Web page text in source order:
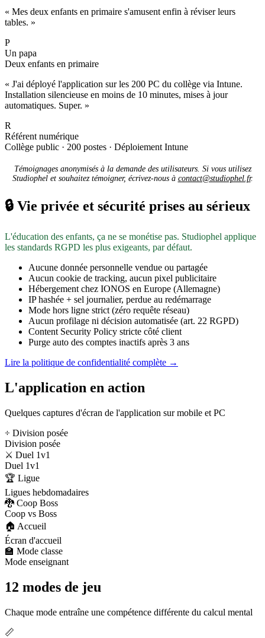
« Mes deux enfants en primaire s'amusent enfin à réviser leurs
tables. »
P
Un papa
Deux enfants en primaire
« J'ai déployé l'application sur les 200 PC du collège via Intune.
Installation silencieuse en moins de 10 minutes, mises à jour
automatiques. Super. »
R
Référent numérique
Collège public · 200 postes · Déploiement Intune
Témoignages anonymisés à la demande des utilisateurs. Si vous utilisez
Studiophel et souhaitez témoigner, écrivez-nous à contact@studiophel.fr.
🔒 Vie privée et sécurité prises au sérieux
L'éducation des enfants, ça ne se monétise pas. Studiophel applique
les standards RGPD les plus exigeants, par défaut.
Aucune donnée personnelle vendue ou partagée
Aucun cookie de tracking, aucun pixel publicitaire
Hébergement chez IONOS en Europe (Allemagne)
IP hashée + sel journalier, perdue au redémarrage
Mode hors ligne strict (zéro requête réseau)
Aucun profilage ni décision automatisée (art. 22 RGPD)
Content Security Policy stricte côté client
Purge auto des comptes inactifs après 3 ans
Lire la politique de confidentialité complète →
L'application en action
Quelques captures d'écran de l'application sur mobile et PC
÷ Division posée
Division posée
⚔️ Duel 1v1
Duel 1v1
🏆 Ligue
Ligues hebdomadaires
🐉 Coop Boss
Coop vs Boss
🏠 Accueil
Écran d'accueil
🏫 Mode classe
Mode enseignant
12 modes de jeu
Chaque mode entraîne une compétence différente du calcul mental
📏